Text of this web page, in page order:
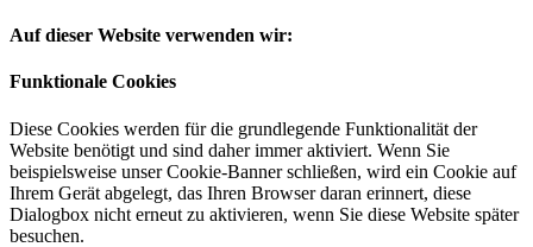
Auf dieser Website verwenden wir:
Funktionale Cookies
Diese Cookies werden für die grundlegende Funktionalität der
Website benötigt und sind daher immer aktiviert. Wenn Sie
beispielsweise unser Cookie-Banner schließen, wird ein Cookie auf
Ihrem Gerät abgelegt, das Ihren Browser daran erinnert, diese
Dialogbox nicht erneut zu aktivieren, wenn Sie diese Website später
besuchen.